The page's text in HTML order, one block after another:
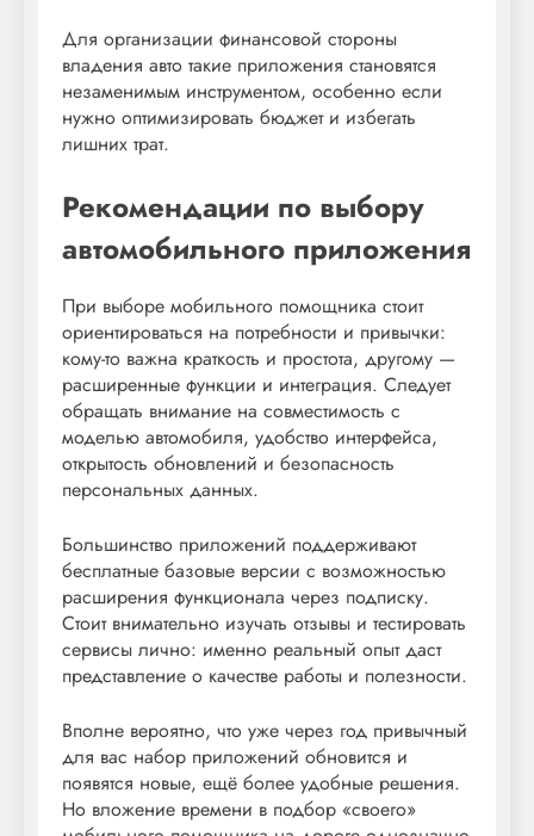
Для организации финансовой стороны
владения авто такие приложения становятся
незаменимым инструментом, особенно если
нужно оптимизировать бюджет и избегать
лишних трат.
Рекомендации по выбору
автомобильного приложения
При выборе мобильного помощника стоит
ориентироваться на потребности и привычки:
кому-то важна краткость и простота, другому —
расширенные функции и интеграция. Следует
обращать внимание на совместимость с
моделью автомобиля, удобство интерфейса,
открытость обновлений и безопасность
персональных данных.
Большинство приложений поддерживают
бесплатные базовые версии с возможностью
расширения функционала через подписку.
Стоит внимательно изучать отзывы и тестировать
сервисы лично: именно реальный опыт даст
представление о качестве работы и полезности.
Вполне вероятно, что уже через год привычный
для вас набор приложений обновится и
появятся новые, ещё более удобные решения.
Но вложение времени в подбор «своего»